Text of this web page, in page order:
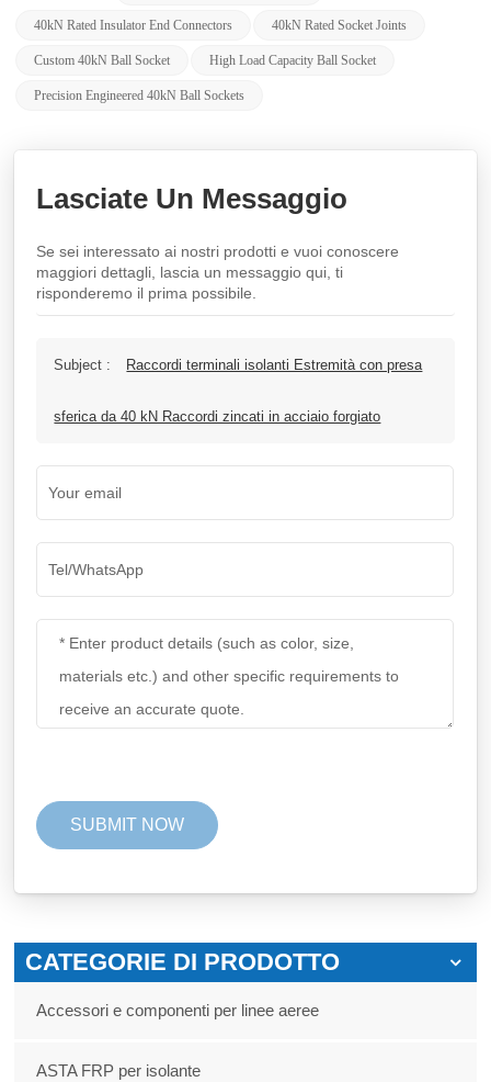
40kN Rated Insulator End Connectors 40kN Rated Socket Joints
Custom 40kN Ball Socket High Load Capacity Ball Socket
Precision Engineered 40kN Ball Sockets
Lasciate Un Messaggio
Se sei interessato ai nostri prodotti e vuoi conoscere
maggiori dettagli, lascia un messaggio qui, ti
risponderemo il prima possibile.
Subject : Raccordi terminali isolanti Estremità con presa
sferica da 40 kN Raccordi zincati in acciaio forgiato
CATEGORIE DI PRODOTTO
Accessori e componenti per linee aeree
ASTA FRP per isolante